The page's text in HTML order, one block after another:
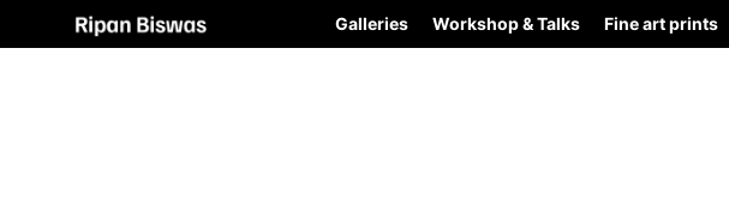
Galleries Workshop & Talks Fine art prints